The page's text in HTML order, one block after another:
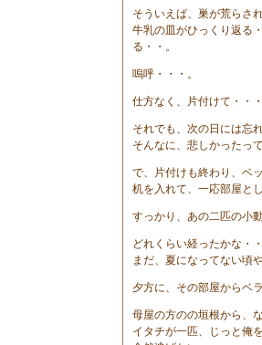
そういえば、巣が荒らさ
牛乳の皿がひっくり返る
る・・。
嗚呼・・・。
仕方なく、片付けて・・
それでも、次の日には忘
そんなに、悲しかったっ
で、片付けも終わり、ベ
机を入れて、一応部屋と
すっかり、あの二匹の小
どれくらい経ったかな・
まだ、夏になってない頃
夕方に、その部屋からベ
母屋の方のの垣根から、
イタチが一匹、じっと俺